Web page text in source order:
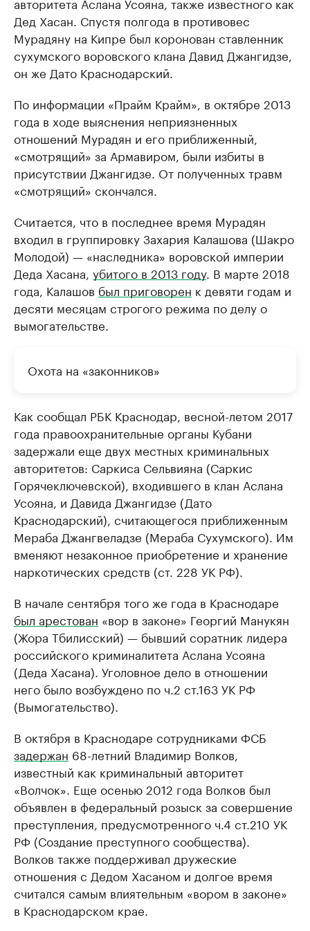
Дед Хасан. Спустя полгода в противовес
Мурадяну на Кипре был коронован ставленник
сухумского воровского клана Давид Джангидзе,
он же Дато Краснодарский.
По информации «Прайм Крайм», в октябре 2013
года в ходе выяснения неприязненных
отношений Мурадян и его приближенный,
«смотрящий» за Армавиром, были избиты в
присутствии Джангидзе. От полученных травм
«смотрящий» скончался.
Считается, что в последнее время Мурадян
входил в группировку Захария Калашова (Шакро
Молодой) — «наследника» воровской империи
Деда Хасана, убитого в 2013 году. В марте 2018
года, Калашов был приговорен к девяти годам и
десяти месяцам строгого режима по делу о
вымогательстве.
Охота на «законников»
Как сообщал РБК Краснодар, весной-летом 2017
года правоохранительные органы Кубани
задержали еще двух местных криминальных
авторитетов: Саркиса Сельвияна (Саркис
Горячеключевской), входившего в клан Аслана
Усояна, и Давида Джангидзе (Дато
Краснодарский), считающегося приближенным
Мераба Джангвеладзе (Мераба Сухумского). Им
вменяют незаконное приобретение и хранение
наркотических средств (ст. 228 УК РФ).
В начале сентября того же года в Краснодаре
был арестован «вор в законе» Георгий Манукян
(Жора Тбилисский) — бывший соратник лидера
российского криминалитета Аслана Усояна
(Деда Хасана). Уголовное дело в отношении
него было возбуждено по ч.2 ст.163 УК РФ
(Вымогательство).
В октября в Краснодаре сотрудниками ФСБ
задержан 68-летний Владимир Волков,
известный как криминальный авторитет
«Волчок». Еще осенью 2012 года Волков был
объявлен в федеральный розыск за совершение
преступления, предусмотренного ч.4 ст.210 УК
РФ (Создание преступного сообщества).
Волков также поддерживал дружеские
отношения с Дедом Хасаном и долгое время
считался самым влиятельным «вором в законе»
в Краснодарском крае.